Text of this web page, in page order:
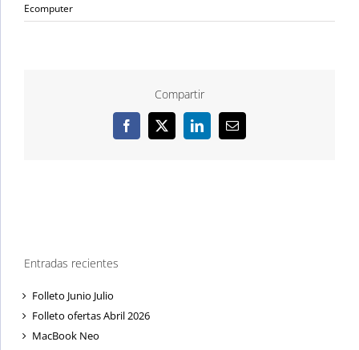
Ecomputer
Compartir
Facebook
X LinkedInCorreo
electrónico
Entradas recientes
Folleto Junio Julio
Folleto ofertas Abril 2026
MacBook Neo